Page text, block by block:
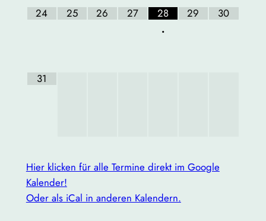
24 25 26 27
28
•
29 30
31
Hier klicken für alle Termine direkt im Google
Kalender!
Oder als iCal in anderen Kalendern.